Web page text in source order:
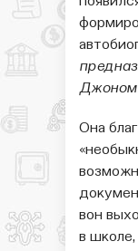
Джоном.
Она
вон
в